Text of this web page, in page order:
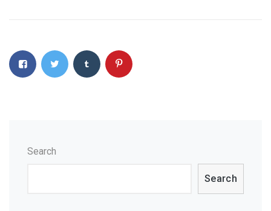
Search
Search